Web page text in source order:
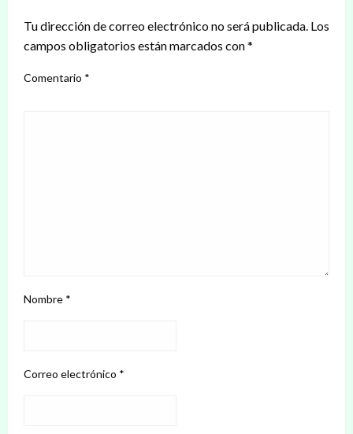
Tu dirección de correo electrónico no será publicada. Los
campos obligatorios están marcados con*
Comentario *
Nombre *
Correo electrónico *